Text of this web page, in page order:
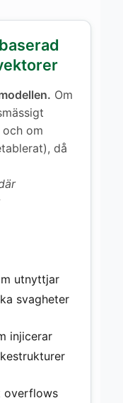
Om
om
då
utnyttjar
svagheter
injicerar
overflows